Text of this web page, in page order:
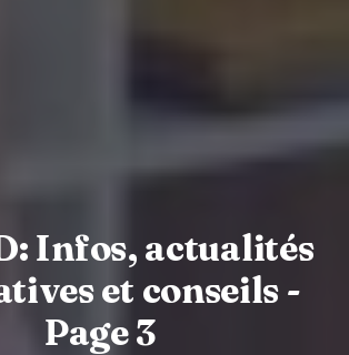
Infos, actualités
et conseils -
Page 3